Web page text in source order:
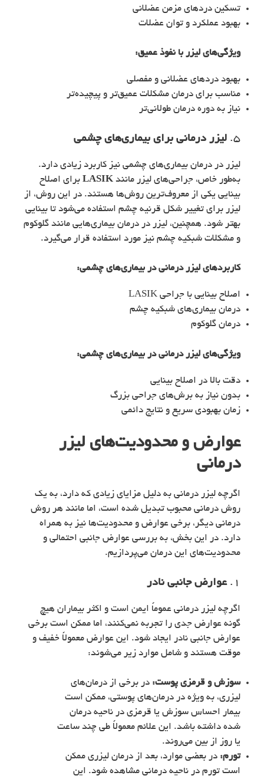
تسکین دردهای مزمن عضلانی
بهبود عملکرد و توان عضلات
ویژگی‌های لیزر با نفوذ عمیق:
بهبود دردهای عضلانی و مفصلی
مناسب برای درمان مشکلات عمیق‌تر و پیچیده‌تر
نیاز به دوره درمان طولانی‌تر
5. لیزر درمانی برای بیماری‌های چشمی
لیزر در درمان بیماری‌های چشمی نیز کاربرد زیادی دارد.
به‌طور خاص، جراحی‌های لیزر مانند LASIK برای اصلاح
بینایی یکی از معروف‌ترین روش‌ها هستند. در این روش، از
لیزر برای تغییر شکل قرنیه چشم استفاده می‌شود تا بینایی
بهتر شود. همچنین، لیزر در درمان بیماری‌هایی مانند گلوکوم
و مشکلات شبکیه چشم نیز مورد استفاده قرار می‌گیرد.
کاربردهای لیزر درمانی در بیماری‌های چشمی:
اصلاح بینایی با جراحی LASIK
درمان بیماری‌های شبکیه چشم
درمان گلوکوم
ویژگی‌های لیزر درمانی در بیماری‌های چشمی:
دقت بالا در اصلاح بینایی
بدون نیاز به برش‌های جراحی بزرگ
زمان بهبودی سریع و نتایج دائمی
عوارض و محدودیت‌های لیزر
درمانی
اگرچه لیزر درمانی به دلیل مزایای زیادی که دارد، به یک
روش درمانی محبوب تبدیل شده است، اما مانند هر روش
درمانی دیگر، برخی عوارض و محدودیت‌ها نیز به همراه
دارد. در این بخش، به بررسی عوارض جانبی احتمالی و
محدودیت‌های این درمان می‌پردازیم.
1. عوارض جانبی نادر
اگرچه لیزر درمانی عموماً ایمن است و اکثر بیماران هیچ
گونه عوارض جدی را تجربه نمی‌کنند، اما ممکن است برخی
عوارض جانبی نادر ایجاد شود. این عوارض معمولاً خفیف و
موقت هستند و شامل موارد زیر می‌شوند:
سوزش و قرمزی پوست: در برخی از درمان‌های
لیزری، به ویژه در درمان‌های پوستی، ممکن است
بیمار احساس سوزش یا قرمزی در ناحیه درمان
شده داشته باشد. این علائم معمولاً طی چند ساعت
یا روز از بین می‌روند.
تورم: در بعضی موارد، بعد از درمان لیزری ممکن
است تورم در ناحیه درمانی مشاهده شود. این